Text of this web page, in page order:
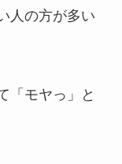
人の方が多い
「モヤっ」と